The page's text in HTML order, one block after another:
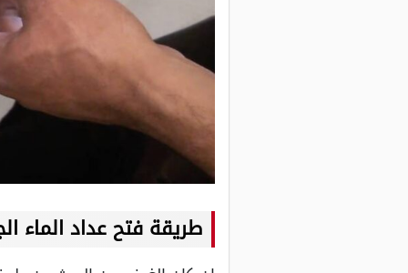
طريقة فتح عداد الماء